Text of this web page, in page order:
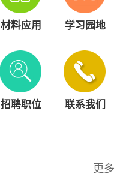
材料应用 学习园地
招聘职位 联系我们
更多